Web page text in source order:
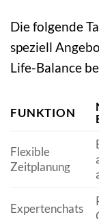
Die folgende
speziell
Life-Balance
FUNKTION
Flexible
Zeitplanung
Expertenchats